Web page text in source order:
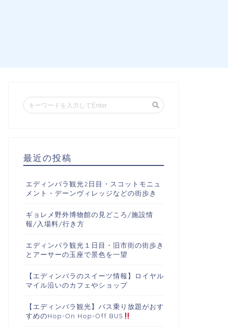
最近の投稿
エディンバラ観光2日目・スコットモニュ
メント・デーンヴィレッジなどの街歩き
ギョレメ野外博物館の見どころ/施設情
報/入場料/行き方
エディンバラ観光１日目・旧市街の街歩き
とアーサーの玉座で景色を一望
【エディンバラのスイーツ情報】ロイヤル
マイル沿いのカフェやショップ
【エディンバラ観光】バス乗り放題がおす
すめのHop-On Hop-Off BUS